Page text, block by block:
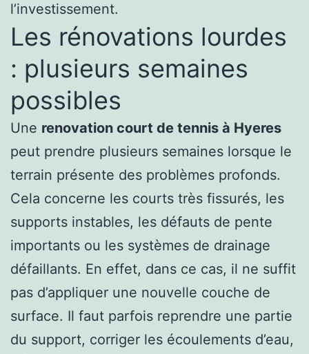
l’investissement.
Les rénovations lourdes
: plusieurs semaines
possibles
Une renovation court de tennis à Hyeres
peut prendre plusieurs semaines lorsque le
terrain présente des problèmes profonds.
Cela concerne les courts très fissurés, les
supports instables, les défauts de pente
importants ou les systèmes de drainage
défaillants. En effet, dans ce cas, il ne suffit
pas d’appliquer une nouvelle couche de
surface. Il faut parfois reprendre une partie
du support, corriger les écoulements d’eau,